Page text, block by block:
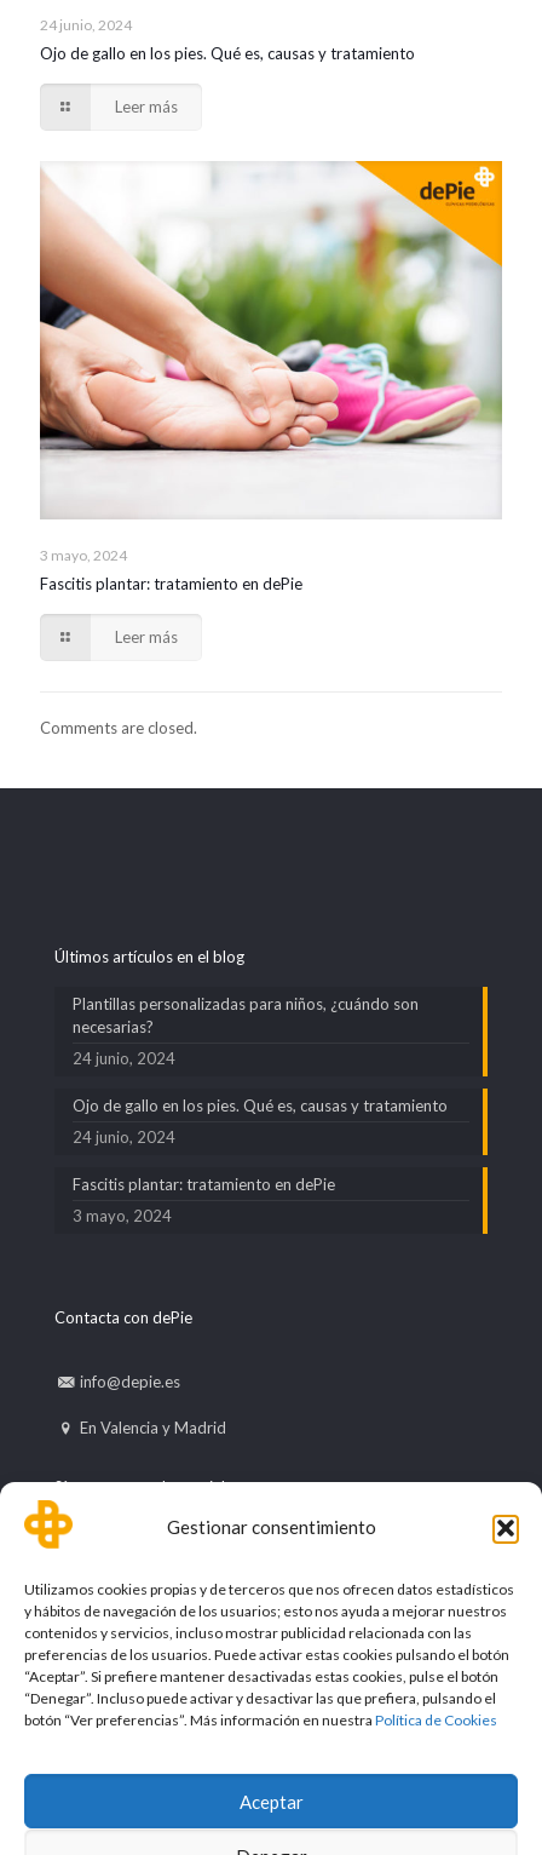
Gestionar consentimiento
Utilizamos cookies propias y de terceros que nos ofrecen datos estadísticos
y hábitos de navegación de los usuarios; esto nos ayuda a mejorar nuestros
contenidos y servicios, incluso mostrar publicidad relacionada con las
preferencias de los usuarios. Puede activar estas cookies pulsando el botón
“Aceptar”. Si prefiere mantener desactivadas estas cookies, pulse el botón
“Denegar”. Incluso puede activar y desactivar las que prefiera, pulsando el
botón “Ver preferencias”. Más información en nuestra Política de Cookies
Aceptar
24 junio, 2024
Ojo de gallo en los pies. Qué es, causas y tratamiento
Leer más
3 mayo, 2024
Fascitis plantar: tratamiento en dePie
Leer más
Comments are closed.
Últimos artículos en el blog
Plantillas personalizadas para niños, ¿cuándo son
necesarias?
24 junio, 2024
Ojo de gallo en los pies. Qué es, causas y tratamiento
24 junio, 2024
Fascitis plantar: tratamiento en dePie
3 mayo, 2024
Contacta con dePie
info@depie.es
En Valencia y Madrid
Síguenos en redes sociales
©Mundo Podológico, S.L. 2017 |Aviso legal|Política de
Política de cookies